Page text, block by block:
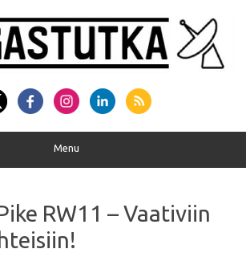
Menu
RW11 – Vaativiin